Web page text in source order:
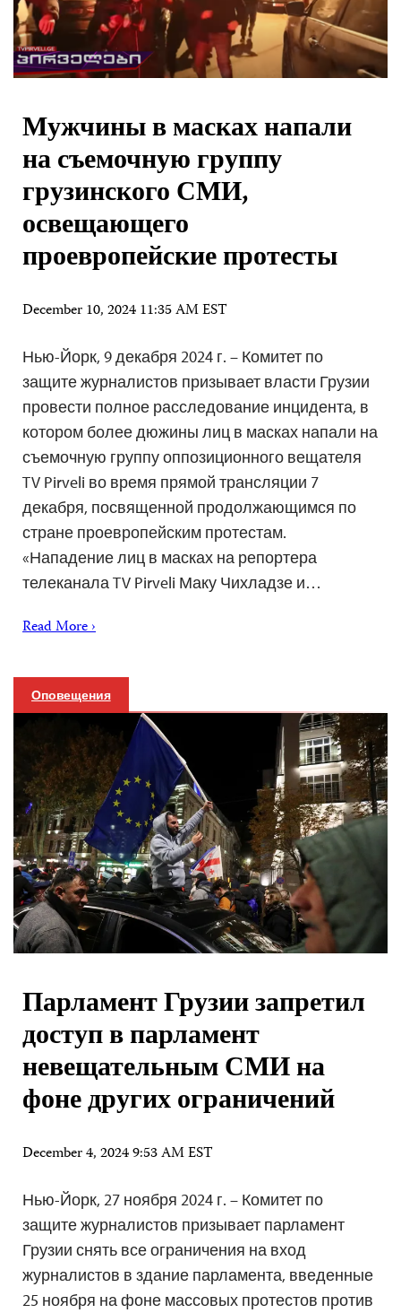
Мужчины в масках напали
на съемочную группу
грузинского СМИ,
освещающего
проевропейские протесты
December 10, 2024 11:35 AM EST
Нью-Йорк, 9 декабря 2024 г. – Комитет по
защите журналистов призывает власти Грузии
провести полное расследование инцидента, в
котором более дюжины лиц в масках напали на
съемочную группу оппозиционного вещателя
TV Pirveli во время прямой трансляции 7
декабря, посвященной продолжающимся по
стране проевропейским протестам.
«Нападение лиц в масках на репортера
телеканала TV Pirveli Маку Чихладзе и…
Read More ›
Оповещения
Парламент Грузии запретил
доступ в парламент
невещательным СМИ на
фоне других ограничений
December 4, 2024 9:53 AM EST
Нью-Йорк, 27 ноября 2024 г. – Комитет по
защите журналистов призывает парламент
Грузии снять все ограничения на вход
журналистов в здание парламента, введенные
25 ноября на фоне массовых протестов против